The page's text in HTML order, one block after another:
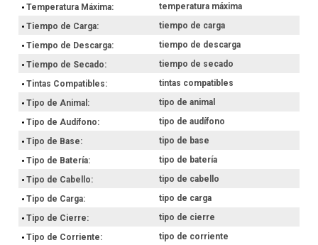
Temperatura Máxima
temperatura máxima
Tiempo de Carga
tiempo de carga
Tiempo de Descarga
tiempo de descarga
Tiempo de Secado
tiempo de secado
Tintas Compatibles
tintas compatibles
Tipo de Animal
tipo de animal
Tipo de Audífono
tipo de audífono
Tipo de Base
tipo de base
Tipo de Batería
tipo de batería
Tipo de Cabello
tipo de cabello
Tipo de Carga
tipo de carga
Tipo de Cierre
tipo de cierre
Tipo de Corriente
tipo de corriente